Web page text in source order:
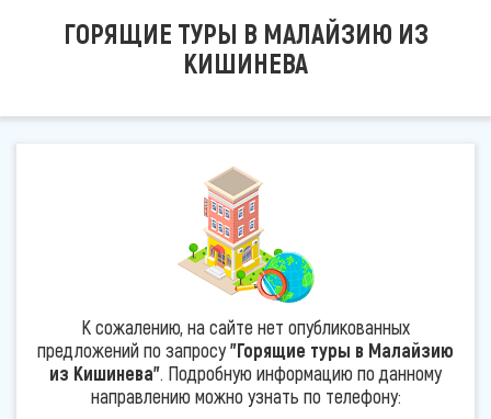
ГОРЯЩИЕ ТУРЫ В МАЛАЙЗИЮ ИЗ
КИШИНЕВА
К сожалению, на сайте нет опубликованных
предложений по запросу"Горящие туры в Малайзию
из Кишинева". Подробную информацию по данному
направлению можно узнать по телефону: